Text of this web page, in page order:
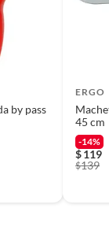
by pass
ERGO
45 cm
-14%
$119
$139